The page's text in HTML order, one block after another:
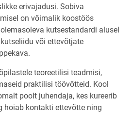
erivajadusi. Sobiva
on võimalik koostöös
kutsestandardi alusel
või ettevõtjate
teoreetilisi teadmisi,
praktilisi töövõtteid. Kool
poolt juhendaja, kes kureerib
hoiab kontakti ettevõtte ning